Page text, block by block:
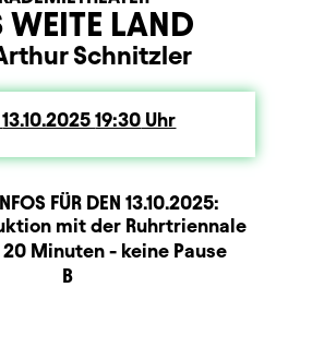
WEITE LAND
Schnitzler
Monday
13.10.202519:30 Uhr
FÜR DEN 13.10.2025:
mit der Ruhrtriennale
Minuten - keine Pause
B